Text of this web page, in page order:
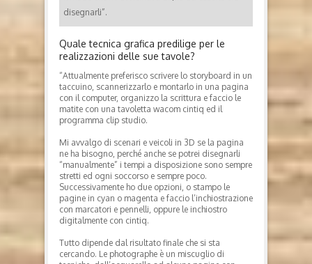
disegnarli”.
Quale tecnica grafica predilige per le
realizzazioni delle sue tavole?
“Attualmente preferisco scrivere lo storyboard in un
taccuino, scannerizzarlo e montarlo in una pagina
con il computer, organizzo la scrittura e faccio le
matite con una tavoletta wacom cintiq ed il
programma clip studio.
Mi avvalgo di scenari e veicoli in 3D se la pagina
ne ha bisogno, perché anche se potrei disegnarli
“manualmente” i tempi a disposizione sono sempre
stretti ed ogni soccorso e sempre poco.
Successivamente ho due opzioni, o stampo le
pagine in cyan o magenta e faccio l’inchiostrazione
con marcatori e pennelli, oppure le inchiostro
digitalmente con cintiq.
Tutto dipende dal risultato finale che si sta
cercando. Le photographe è un miscuglio di